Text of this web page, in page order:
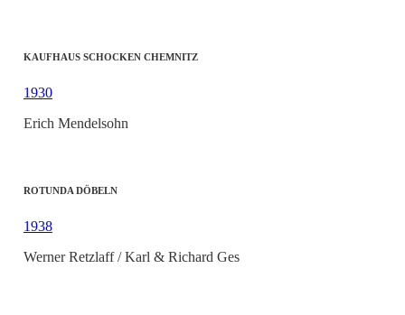
KAUFHAUS SCHOCKEN CHEMNITZ
1930
Erich Mendelsohn
ROTUNDA DÖBELN
1938
Werner Retzlaff / Karl & Richard Ges